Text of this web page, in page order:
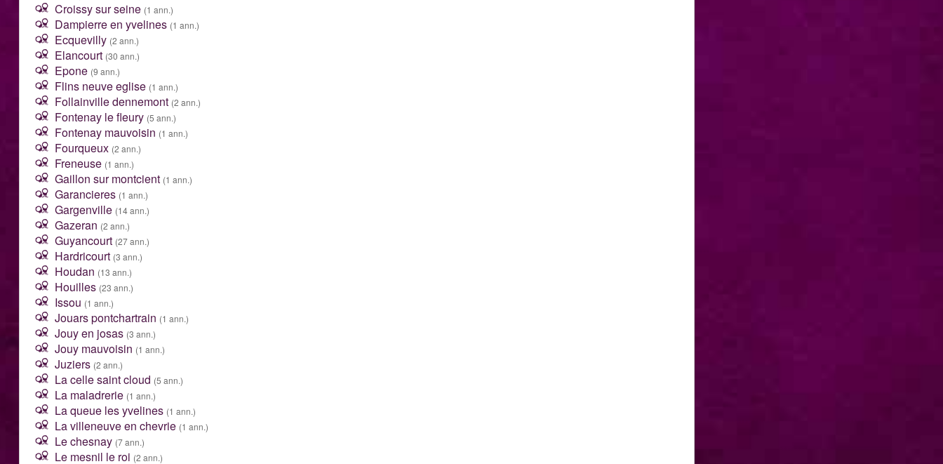
Croissy sur seine (1 ann.)
Dampierre en yvelines (1 ann.)
Ecquevilly (2 ann.)
Elancourt (30 ann.)
Epone (9 ann.)
Flins neuve eglise (1 ann.)
Follainville dennemont (2 ann.)
Fontenay le fleury (5 ann.)
Fontenay mauvoisin (1 ann.)
Fourqueux (2 ann.)
Freneuse (1 ann.)
Gaillon sur montcient (1 ann.)
Garancieres (1 ann.)
Gargenville (14 ann.)
Gazeran (2 ann.)
Guyancourt (27 ann.)
Hardricourt (3 ann.)
Houdan (13 ann.)
Houilles (23 ann.)
Issou (1 ann.)
Jouars pontchartrain (1 ann.)
Jouy en josas (3 ann.)
Jouy mauvoisin (1 ann.)
Juziers (2 ann.)
La celle saint cloud (5 ann.)
La maladrerie (1 ann.)
La queue les yvelines (1 ann.)
La villeneuve en chevrie (1 ann.)
Le chesnay (7 ann.)
Le mesnil le roi (2 ann.)